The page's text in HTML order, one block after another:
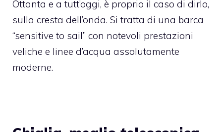
Ottanta e a tutt’oggi, è proprio il caso di dirlo,
sulla cresta dell’onda. Si tratta di una barca
“sensitive to sail” con notevoli prestazioni
veliche e linee d’acqua assolutamente
moderne.